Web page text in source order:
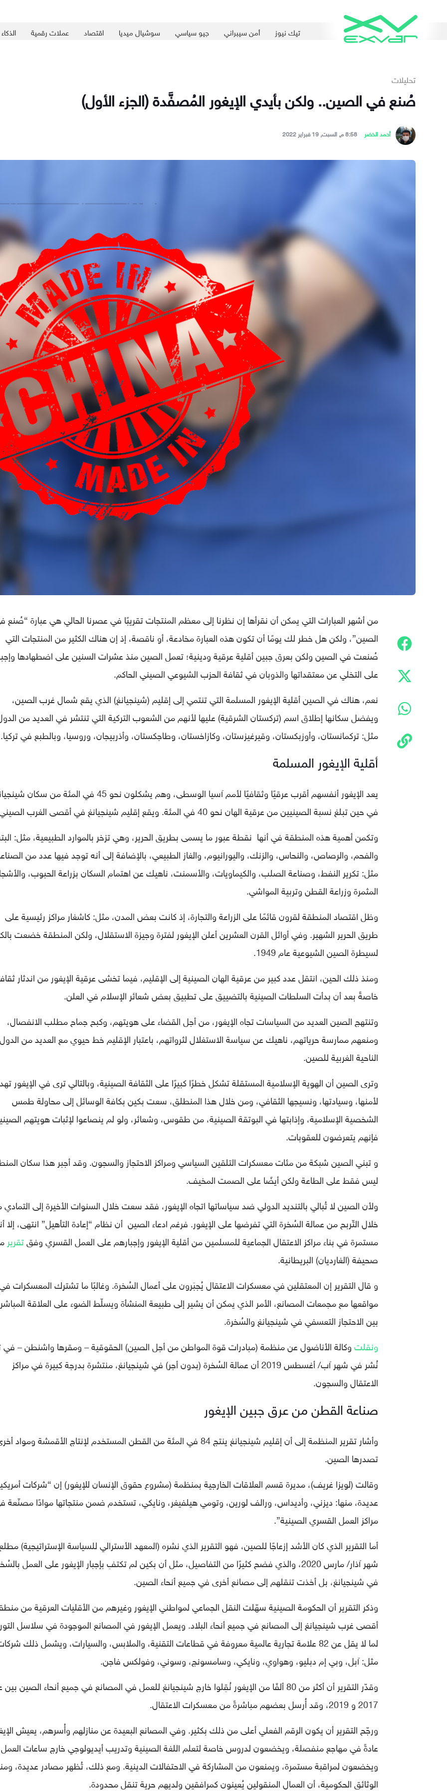
تيك نيوز أمن سيبراني جيو سياسي سوشيال ميديا اقتصاد عملات رقمية
تحليلات
صُنع في الصين.. ولكن بأيدي الإيغور المُصفَّدة (الجزء الأول)
أحمد الخضر 8:58 م, السبت, 19 فبراير 2022
من أشهر العبارات التي يمكن أن نقرأها إن نظرنا إلى معظم المنتجات تقريبًا في عصرنا الحالي هي عبارة “صُنع
الصين”، ولكن هل خطر لك يومًا أن تكون هذه العبارة مخادعة، أو ناقصة، إذ إن هناك الكثير من المنتجات التي
صُنعت في الصين ولكن بعرق جبين أقلية عرقية ودينية؛ تعمل الصين منذ عشرات السنين على اضطهادها
على التخلي عن معتقداتها والذوبان في ثقافة الحزب الشيوعي الصيني الحاكم.
نعم، هناك في الصين أقلية الإيغور المسلمة التي تنتمي إلى إقليم (شينجيانغ) الذي يقع شمال غرب الصين،
ويفضل سكانها إطلاق اسم (تركستان الشرقية) عليها لأنهم من الشعوب التركية التي تنتشر في العديد من
مثل: تركمانستان، وأوزبكستان، وقيرغيزستان، وكازاخستان، وطاجكستان، وأذربيجان، وروسيا، وبالطبع في تركيا.
أقلية الإيغور المسلمة
يعد الإيغور أنفسهم أقرب عرقيًا وثقافيًا لأمم آسيا الوسطى، وهم يشكلون نحو 45 في المئة من
في حين تبلغ نسبة الصينيين من عرقية الهان نحو 40 في المئة. ويقع إقليم شينجيانغ في أقصى الغرب الصيني.
وتكمن أهمية هذه المنطقة في أنها نقطة عبور ما يسمى بطريق الحرير، وهي تزخر بالموارد الطبيعية، مثل:
والفحم، والرصاص، والنحاس، والزنك، واليورانيوم، والغاز الطبيعي، بالإضافة إلى أنه توجد فيها عدد من
مثل: تكرير النفط، وصناعة الصلب، والكيماويات، والأسمنت، ناهيك عن اهتمام السكان بزراعة الحبوب،
المثمرة وزراعة القطن وتربية المواشي.
وظل اقتصاد المنطقة لقرون قائمًا على الزراعة والتجارة، إذ كانت بعض المدن، مثل: كاشغار مراكز رئيسية على
طريق الحرير الشهير. وفي أوائل القرن العشرين أعلن الإيغور لفترة وجيزة الاستقلال، ولكن المنطقة خضعت
لسيطرة الصين الشيوعية عام 1949.
ومنذ ذلك الحين، انتقل عدد كبير من عرقية الهان الصينية إلى الإقليم، فيما تخشى عرقية الإيغور من اندثار
خاصةً بعد أن بدأت السلطات الصينية بالتضييق على تطبيق بعض شعائر الإسلام في العلن.
وتنتهج الصين العديد من السياسات تجاه الإيغور، من أجل القضاء على هويتهم، وكبح جماح مطلب الانفصال،
ومنعهم ممارسة حرياتهم، ناهيك عن سياسة الاستغلال لثرواتهم، باعتبار الإقليم خط حيوي مع العديد من
الناحية الغربية للصين.
وترى الصين أن الهوية الإسلامية المستقلة تشكل خطرًا كبيرًا على الثقافة الصينية، وبالتالي ترى في الإيغور
لأمنها، وسيادتها، ونسيجها الثقافي، ومن خلال هذا المنطلق، سعت بكين بكافة الوسائل إلى محاولة طمس
الشخصية الإسلامية، وإذابتها في البوتقة الصينية، من طقوس، وشعائر، ولو لم ينصاعوا لإثبات هويتهم
فإنهم يتعرضون للعقوبات.
و تبني الصين شبكة من مئات معسكرات التلقين السياسي ومراكز الاحتجاز والسجون. وقد أجبر هذا سكان
ليس فقط على الطاعة ولكن أيضًا على الصمت المخيف.
ولأن الصين لا تُبالي بالتنديد الدولي ضد سياساتها اتجاه الإيغور، فقد سعت خلال السنوات الأخيرة إلى
خلال التّربح من عمالة السُخرة التي تفرضها على الإيغور. فرغم ادعاء الصين أن نظام “إعادة التأهيل” انتهى، إلا
مستمرة في بناء مراكز الاعتقال الجماعية للمسلمين من أقلية الإيغور وإجبارهم على العمل القسري وفقتقرير
صحيفة (الغارديان) البريطانية.
و قال التقرير إن المعتقلين في معسكرات الاعتقال يُجبَرون على أعمال السُخرة. وغالبًا ما تشترك المعسكرات
مواقعها مع مجمعات المصانع، الأمر الذي يمكن أن يشير إلى طبيعة المنشأة ويسلّط الضوء على العلاقة
بين الاحتجاز التعسفي في شينجيانغ والسُخرة.
ونقلتوكالة الأناضول عن منظمة (مبادرات قوة المواطن من أجل الصين) الحقوقية – ومقرها واشنطن – في
نُشر في شهر آب/ أغسطس 2019 أن عمالة السُخرة (بدون أجر) في شينجيانغ، منتشرة بدرجة كبيرة في مراكز
الاعتقال والسجون.
صناعة القطن من عرق جبين الإيغور
وأشار تقرير المنظمة إلى أن إقليم شينجيانغ ينتج 84 في المئة من القطن المستخدم لإنتاج الأقمشة ومواد
تصدرها الصين.
وقالت (لويزا غريف)، مديرة قسم العلاقات الخارجية بمنظمة (مشروع حقوق الإنسان للإيغور) إن “شركات
عديدة، منها: ديزني، وأديداس، ورالف لورين، وتومي هيلفيغر، ونايكي، تستخدم ضمن منتجاتها موادًا مصنّعة
مراكز العمل القسري الصينية”.
أما التقرير الذي كان الأشد إزعاجًا للصين، فهو التقرير الذي نشره (المعهد الأسترالي للسياسة الإستراتيجية)
شهر آذار/ مارس 2020، والذي فضح كثيرًا من التفاصيل، مثل أن بكين لم تكتفِ بإجبار الإيغور على العمل
في شينجيانغ، بل أخذت تنقلهم إلى مصانع أخرى في جميع أنحاء الصين.
وذكر التقرير أن الحكومة الصينية سهّلت النقل الجماعي لمواطني الإيغور وغيرهم من الأقليات العرقية من
أقصى غرب شينجيانغ إلى المصانع في جميع أنحاء البلاد. ويعمل الإيغور في المصانع الموجودة في سلاسل
لما لا يقل عن 82 علامة تجارية عالمية معروفة في قطاعات التقنية، والملابس، والسيارات، ويشمل ذلك
مثل: آبل، وبي إم دبليو، وهواوي، ونايكي، وسامسونج، وسوني، وفولكس فاجن.
وقدّر التقرير أن أكثر من 80 ألفًا من الإيغور نُقِلوا خارج شينجيانغ للعمل في المصانع في جميع أنحاء الصين
2017 و 2019، وقد أُرسل بعضهم مباشرةً من معسكرات الاعتقال.
ورجّح التقرير أن يكون الرقم الفعلي أعلى من ذلك بكثير. وفي المصانع البعيدة عن منازلهم وأُسرهم، يعيش
عادةً في مهاجع منفصلة، ويخضعون لدروس خاصة لتعلم اللغة الصينية وتدريب أيديولوجي خارج ساعات
ويخضعون لمراقبة مستمرة، ويمنعون من المشاركة في الاحتفالات الدينية. ومع ذلك، تُظهر مصادر عديدة،
الوثائق الحكومية، أن العمال المنقولين يُعينون كمرافقين ولديهم حرية تنقل محدودة.